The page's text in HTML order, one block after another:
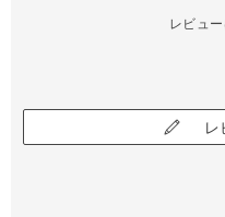
レビュ
レ